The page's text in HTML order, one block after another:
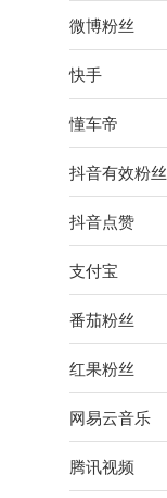
微博粉丝
快手
懂车帝
抖音有效粉丝
抖音点赞
支付宝
番茄粉丝
红果粉丝
网易云音乐
腾讯视频